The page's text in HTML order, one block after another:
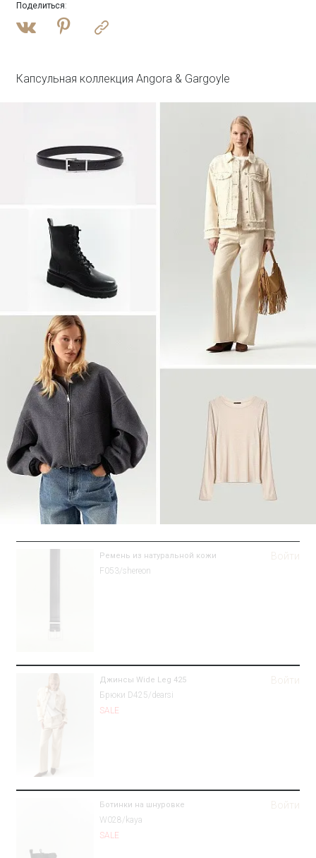
Блузка однотонная
Блузка B3287/lambik
Юбка S1125/milisa
Блузка B3316/sanvito
SALE
Войти
Поделиться:
Капсульная коллекция Angora & Gargoyle
Ремень из натуральной кожи
F053/shereon
Войти
Джинсы Wide Leg 425
Брюки D425/dearsi
SALE
Войти
Ботинки на шнуровке
W028/kaya
SALE
Войти